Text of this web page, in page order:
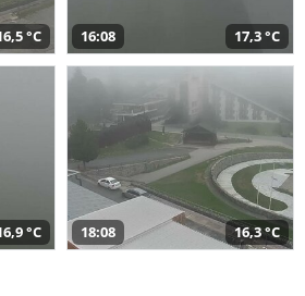
°C 16:08 17,3 °C
°C 18:08 16,3 °C